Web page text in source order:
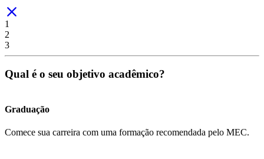
1
2
3
Qual é o seu objetivo acadêmico?
Graduação
Comece sua carreira com uma formação recomendada pelo MEC.